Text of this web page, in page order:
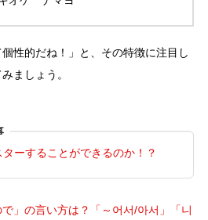
個性的だね！」と、その特徴に注目し
ましょう。
ーすることができるのか！？
」の言い方は？「～어서/아서」「니